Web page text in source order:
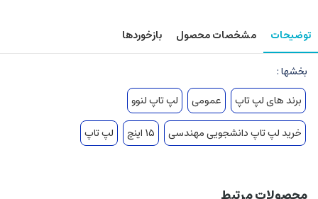
توضیحات مشخصات محصول بازخوردها
بخشها :
برند های لپ تاپ
عمومی
لپ تاپ لنوو
خرید لپ تاپ دانشجویی مهندسی
۱۵ اینچ لپ تاپ